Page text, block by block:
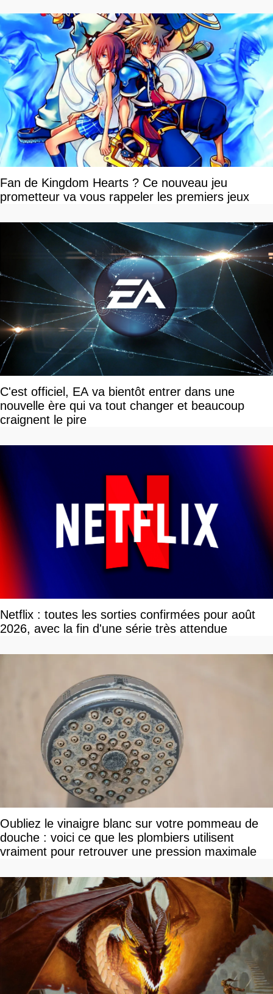
Fan de Kingdom Hearts ? Ce nouveau jeu
prometteur va vous rappeler les premiers jeux
C'est officiel, EA va bientôt entrer dans une
nouvelle ère qui va tout changer et beaucoup
craignent le pire
Netflix : toutes les sorties confirmées pour août
2026, avec la fin d'une série très attendue
Oubliez le vinaigre blanc sur votre pommeau de
douche : voici ce que les plombiers utilisent
vraiment pour retrouver une pression maximale